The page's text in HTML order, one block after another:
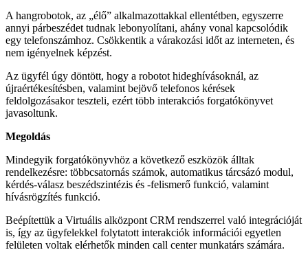
A hangrobotok, az „élő” alkalmazottakkal ellentétben, egyszerre
annyi párbeszédet tudnak lebonyolítani, ahány vonal kapcsolódik
egy telefonszámhoz. Csökkentik a várakozási időt az interneten, és
nem igényelnek képzést.
Az ügyfél úgy döntött, hogy a robotot hideghívásoknál, az
újraértékesítésben, valamint bejövő telefonos kérések
feldolgozásakor teszteli, ezért több interakciós forgatókönyvet
javasoltunk.
Megoldás
Mindegyik forgatókönyvhöz a következő eszközök álltak
rendelkezésre: többcsatornás számok, automatikus tárcsázó modul,
kérdés-válasz beszédszintézis és -felismerő funkció, valamint
hívásrögzítés funkció.
Beépítettük a Virtuális alközpont CRM rendszerrel való integrációját
is, így az ügyfelekkel folytatott interakciók információi egyetlen
felületen voltak elérhetők minden call center munkatárs számára.